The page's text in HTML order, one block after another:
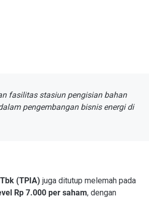
fasilitas stasiun pengisian bahan
pengembangan bisnis energi di
(TPIA) juga ditutup melemah pada
Rp 7.000 per saham, dengan